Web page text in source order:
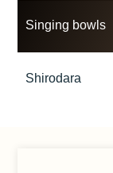
Singing bowls
Shirodara